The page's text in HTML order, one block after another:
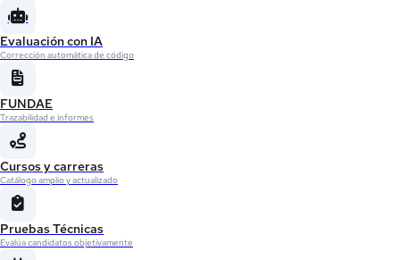
Evaluación con IA
Corrección automática de código
FUNDAE
Trazabilidad e informes
Cursos y carreras
Catálogo amplio y actualizado
Pruebas Técnicas
Evalúa candidatos objetivamente